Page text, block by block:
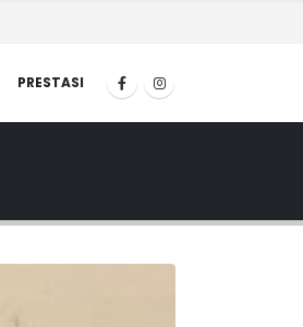
PRESTASI